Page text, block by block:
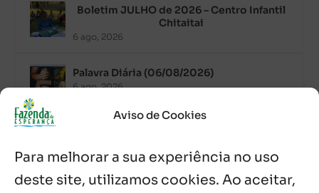
Aviso de Cookies
Para melhorar a sua experiência no uso
deste site, utilizamos cookies. Ao aceitar,
Boletim JULHO de 2026 – Centro Infantil
Chitaitai
6 ago, 2026
Palavra Diária (06/08/2026)
6 ago, 2026
de Guadalajara